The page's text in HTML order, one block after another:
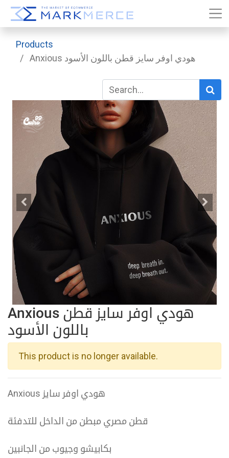
Products
Anxious هودي اوفر سايز قطن باللون الأسود
Anxious هودي اوفر سايز قطن
باللون الأسود
This product is no longer available.
Anxious هودي اوفر سايز
قطن مصري مبطن من الداخل للتدفئة
بكابيشو وجيوب من الجانبين